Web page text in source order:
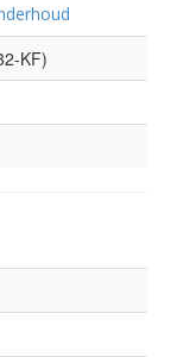
KF)